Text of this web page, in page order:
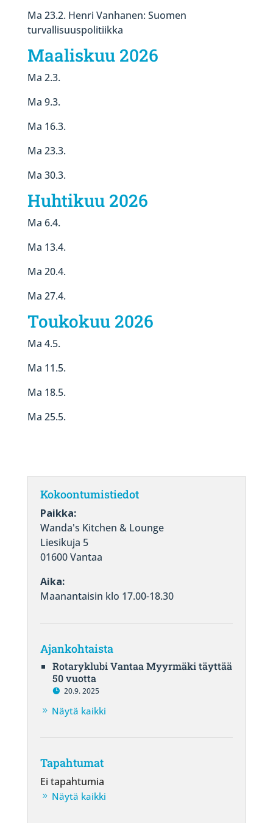
Ma 23.2. Henri Vanhanen: Suomen
turvallisuuspolitiikka
Maaliskuu 2026
Ma 2.3.
Ma 9.3.
Ma 16.3.
Ma 23.3.
Ma 30.3.
Huhtikuu 2026
Ma 6.4.
Ma 13.4.
Ma 20.4.
Ma 27.4.
Toukokuu 2026
Ma 4.5.
Ma 11.5.
Ma 18.5.
Ma 25.5.
Kokoontumistiedot
Paikka:
Wanda's Kitchen & Lounge
Liesikuja 5
01600 Vantaa
Aika:
Maanantaisin klo 17.00-18.30
Ajankohtaista
Rotaryklubi Vantaa Myyrmäki täyttää
50 vuotta
20.9. 2025
Näytä kaikki
Tapahtumat
Ei tapahtumia
Näytä kaikki